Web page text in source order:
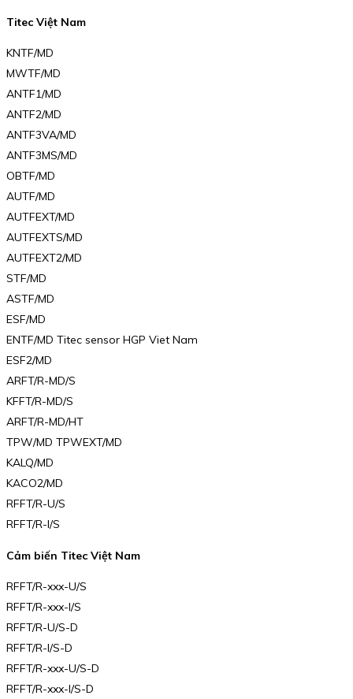
Titec Việt Nam
KNTF/MD
MWTF/MD
ANTF1/MD
ANTF2/MD
ANTF3VA/MD
ANTF3MS/MD
OBTF/MD
AUTF/MD
AUTFEXT/MD
AUTFEXTS/MD
AUTFEXT2/MD
STF/MD
ASTF/MD
ESF/MD
ENTF/MD Titec sensor HGP Viet Nam
ESF2/MD
ARFT/R-MD/S
KFFT/R-MD/S
ARFT/R-MD/HT
TPW/MD TPWEXT/MD
KALQ/MD
KACO2/MD
RFFT/R-U/S
RFFT/R-I/S
Cảm biến Titec Việt Nam
RFFT/R-xxx-U/S
RFFT/R-xxx-I/S
RFFT/R-U/S-D
RFFT/R-I/S-D
RFFT/R-xxx-U/S-D
RFFT/R-xxx-I/S-D